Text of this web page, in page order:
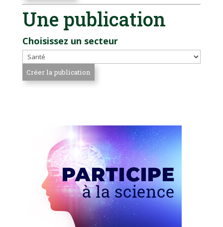
Une publication
Choisissez un secteur